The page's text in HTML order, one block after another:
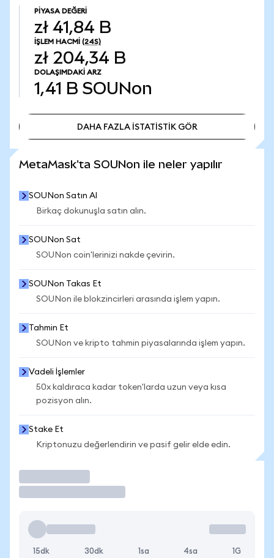
PIYASA DEĞERI
zł 41,84 B
İŞLEM HACMI (24S)
zł 204,34 B
DOLAŞIMDAKI ARZ
1,41 B SOUNon
DAHA FAZLA İSTATİSTİK GÖR
MetaMask'ta SOUNon ile neler yapılır
SOUNon Satın Al
Birkaç dokunuşla satın alın.
SOUNon Sat
SOUNon coin'lerinizi nakde çevirin.
SOUNon Takas Et
SOUNon ile blokzincirleri arasında işlem yapın.
Tahmin Et
SOUNon ve kripto tahmin piyasalarında işlem yapın.
Vadeli İşlemler
50x kaldıraca kadar token'larda uzun veya kısa
pozisyon alın.
Stake Et
Kriptonuzu değerlendirin ve pasif gelir elde edin.
15dk 30dk 1sa 4sa 1G